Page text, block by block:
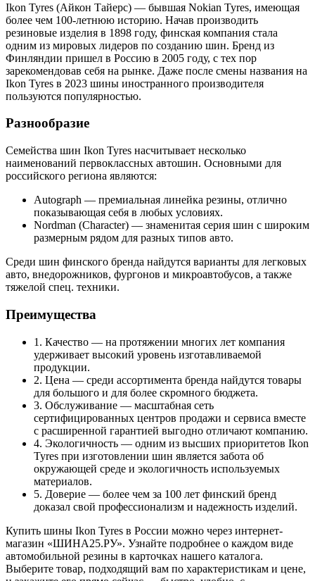
Ikon Tyres (Айкон Тайерс) — бывшая Nokian Tyres, имеющая
более чем 100-летнюю историю. Начав производить
резиновые изделия в 1898 году, финская компания стала
одним из мировых лидеров по созданию шин. Бренд из
Финляндии пришел в Россию в 2005 году, с тех пор
зарекомендовав себя на рынке. Даже после смены названия на
Ikon Tyres в 2023 шины иностранного производителя
пользуются популярностью.
Разнообразие
Семейства шин Ikon Tyres насчитывает несколько
наименований первоклассных автошин. Основными для
российского региона являются:
Autograph — премиальная линейка резины, отлично
показывающая себя в любых условиях.
Nordman (Character) — знаменитая серия шин с широким
размерным рядом для разных типов авто.
Среди шин финского бренда найдутся варианты для легковых
авто, внедорожников, фургонов и микроавтобусов, а также
тяжелой спец. техники.
Преимущества
1. Качество — на протяжении многих лет компания
удерживает высокий уровень изготавливаемой
продукции.
2. Цена — среди ассортимента бренда найдутся товары
для большого и для более скромного бюджета.
3. Обслуживание — масштабная сеть
сертифицированных центров продажи и сервиса вместе
с расширенной гарантией выгодно отличают компанию.
4. Экологичность — одним из высших приоритетов Ikon
Tyres при изготовлении шин является забота об
окружающей среде и экологичность используемых
материалов.
5. Доверие — более чем за 100 лет финский бренд
доказал свой профессионализм и надежность изделий.
Купить шины Ikon Tyres в России можно через интернет-
магазин «ШИНА25.РУ». Узнайте подробнее о каждом виде
автомобильной резины в карточках нашего каталога.
Выберите товар, подходящий вам по характеристикам и цене,